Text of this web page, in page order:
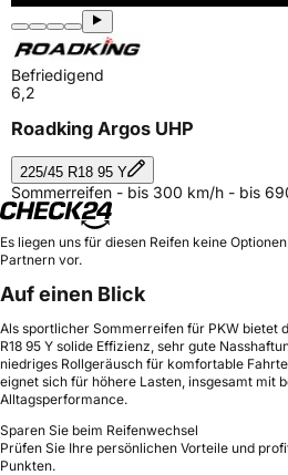
Befriedigend
6,2
Roadking Argos UHP
225/45 R18 95 Y
Sommerreifen - bis 300 km/h - bis
Es liegen uns für diesen Reifen keine
Partnern vor.
Auf einen Blick
Als sportlicher Sommerreifen für PKW bietet
R18 95 Y solide Effizienz, sehr gute
niedriges Rollgeräusch für komfortable
eignet sich für höhere Lasten, insgesamt mit
Alltagsperformance.
Sparen Sie beim Reifenwechsel
Prüfen Sie Ihre persönlichen Vorteile und
Punkten.